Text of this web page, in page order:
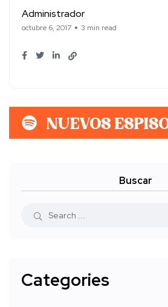
Administrador
octubre 6, 2017 3 min read
Buscar
Categories